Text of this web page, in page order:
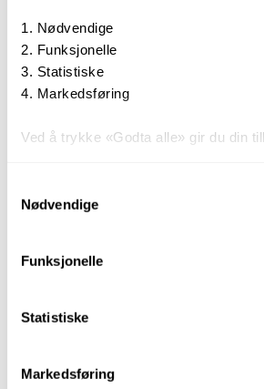
Nødvendige
Funksjonelle
Statistiske
Markedsføring
Ved å trykke «Godta alle» gir du din
Nødvendige
Funksjonelle
Statistiske
Markedsføring